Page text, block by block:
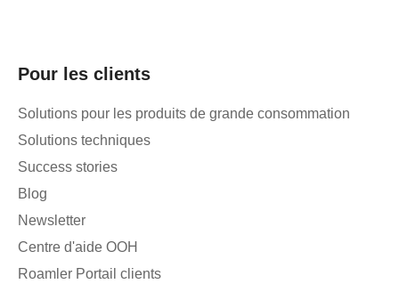
Pour les clients
Solutions pour les produits de grande consommation
Solutions techniques
Success stories
Blog
Newsletter
Centre d'aide OOH
Roamler Portail clients